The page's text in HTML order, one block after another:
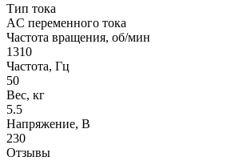
Тип тока
AC переменного тока
Частота вращения, об/мин
1310
Частота, Гц
50
Вес, кг
5.5
Напряжение, В
230
Отзывы